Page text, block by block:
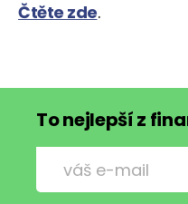
Čtěte zde.
To nejlepší z